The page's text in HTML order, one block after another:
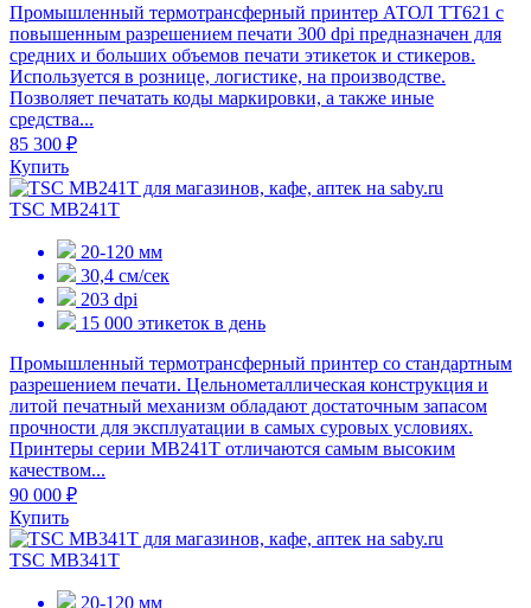
Промышленный термотрансферный принтер АТОЛ ТТ621 с
повышенным разрешением печати 300 dpi предназначен для
средних и больших объемов печати этикеток и стикеров.
Используется в рознице, логистике, на производстве.
Позволяет печатать коды маркировки, а также иные
средства...
85 300 ₽
Купить
TSC MB241T
20-120 мм
30,4 см/сек
203 dpi
15 000 этикеток в день
Промышленный термотрансферный принтер со стандартным
разрешением печати. Цельнометаллическая конструкция и
литой печатный механизм обладают достаточным запасом
прочности для эксплуатации в самых суровых условиях.
Принтеры серии MB241T отличаются самым высоким
качеством...
90 000 ₽
Купить
TSC MB341T
20-120 мм